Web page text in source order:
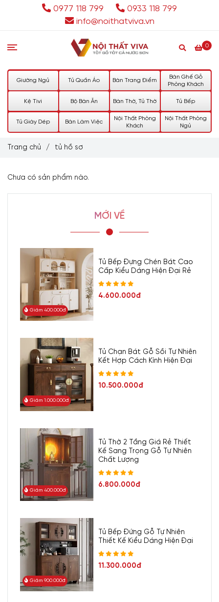
0977 118 799
0933 118 799
info@noithatviva.vn
0
Giường Ngủ Tủ Quần Áo Bàn Trang Điểm
Bàn Ghế Gỗ
Phòng Khách
Kệ Tivi Bộ Bàn Ăn Bàn Thờ, Tủ Thờ Tủ Bếp
Tủ Giày Dép Bàn Làm Việc
Nội Thất Phòng
Khách
Nội Thất Phòng
Ngủ
Trang chủ / tủ hồ sơ
Chưa có sản phẩm nào.
MỚI VỀ
Giảm 400.000đ
Tủ Bếp Đựng Chén Bát Cao
Cấp Kiểu Dáng Hiện Đại Rẻ
4.600.000đ
Giảm 1.000.000đ
Tủ Chạn Bát Gỗ Sồi Tự Nhiên
Kết Hợp Cách Kính Hiện Đại
10.500.000đ
Giảm 400.000đ
Tủ Thờ 2 Tầng Giá Rẻ Thiết
Kế Sang Trọng Gỗ Tự Nhiên
Chất Lượng
6.800.000đ
Giảm 900.000đ
Tủ Bếp Đứng Gỗ Tự Nhiên
Thiết Kế Kiểu Dáng Hiện Đại
11.300.000đ